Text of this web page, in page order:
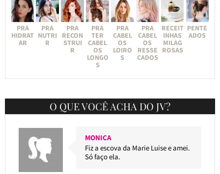
PRA
HIDRAT
AR
PRA
NUTRI
R
PRA
RECON
STRUI
R
PRA
TER
CABEL
OS
LONGO
S
PRA
CABEL
OS
LOIRO
S
PRA
CABEL
OS
RESSE
CADOS
RECEIT
INHAS
MILAG
ROSAS
PENTE
ADOS
O QUE VOCÊ ACHA DO JV?
MONICA
Fiz a escova da Marie Luise e amei.
Só faço ela.